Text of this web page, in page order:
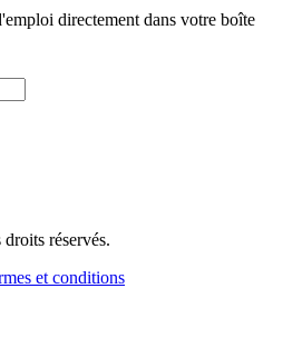
directement dans votre boîte
droits réservés.
et conditions